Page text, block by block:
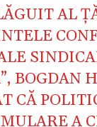
AL
BOGDAN
CĂ
A